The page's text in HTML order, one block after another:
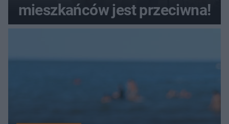
mieszkańców jest przeciwna!